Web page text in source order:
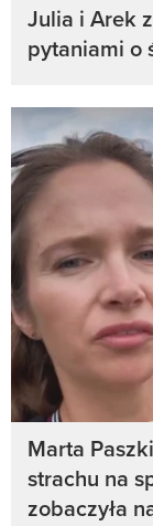
Julia i Arek
pytaniami o
Marta
strachu na
zobaczyła